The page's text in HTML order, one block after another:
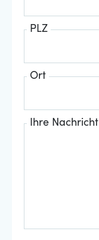
PLZ
Ort
Ihre Nachricht